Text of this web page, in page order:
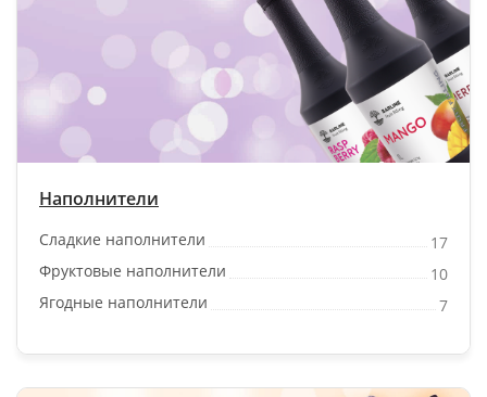
Наполнители
Сладкие наполнители
17
Фруктовые наполнители
10
Ягодные наполнители
7